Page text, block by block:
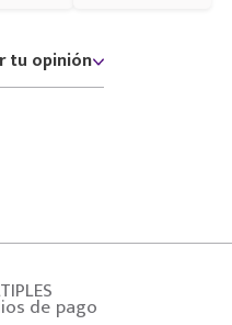
tu opinión
de pago